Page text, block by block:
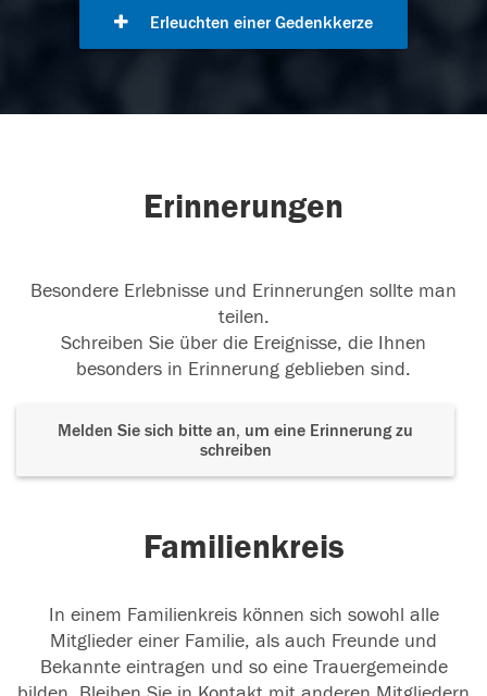
Erleuchten einer Gedenkkerze
Erinnerungen
Besondere Erlebnisse und Erinnerungen sollte man
teilen.
Schreiben Sie über die Ereignisse, die Ihnen
besonders in Erinnerung geblieben sind.
Melden Sie sich bitte an, um eine Erinnerung zu
schreiben
Familienkreis
In einem Familienkreis können sich sowohl alle
Mitglieder einer Familie, als auch Freunde und
Bekannte eintragen und so eine Trauergemeinde